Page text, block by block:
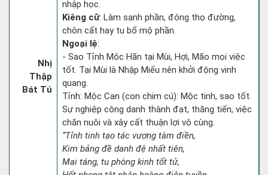
Nhị
Thập
Bát Tú
nhập học.
Kiêng cữ: Làm sanh phần, đóng thọ đường,
chôn cất hay tu bổ mộ phần.
Ngoại lệ:
- Sao Tỉnh Mộc Hãn tại Mùi, Hợi, Mão mọi việc
tốt. Tại Mùi là Nhập Miếu nên khởi động vinh
quang.
Tỉnh: Mộc Can (con chim cú): Mộc tinh, sao tốt.
Sự nghiệp công danh thành đạt, thăng tiến, việc
chăn nuôi và xây cất thuận lợi vô cùng.
“Tỉnh tinh tạo tác vượng tàm điền,
Kim bảng đề danh đệ nhất tiên,
Mai táng, tu phòng kinh tốt tử,